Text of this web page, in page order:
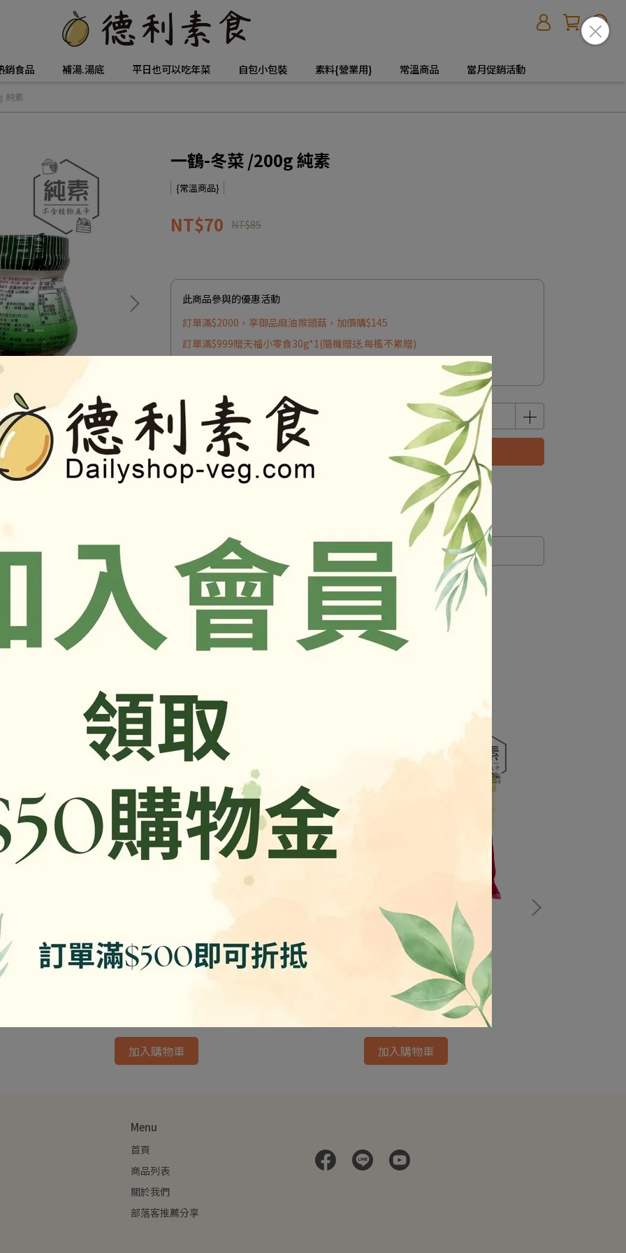
銷食品 補湯.湯底 平日也可以吃年菜 自包小包裝 素料{營業用} 常溫商品 當月促銷活動
純素
一鶴-冬菜 /200g 純素
{常溫商品}
NT$70 NT$85
此商品參與的優惠活動
訂單滿$2000，享御品麻油猴頭菇，加價購$145
訂單滿$999贈天福小零食30g*1(隨機贈送.每檻不累贈)
加入購物車 立即購買
實際包裝上標示為準
加入購物車
弘陽-素媽媽香烤肉片 純素
加入購物車
Menu
首頁
商品列表
關於我們
部落客推薦分享